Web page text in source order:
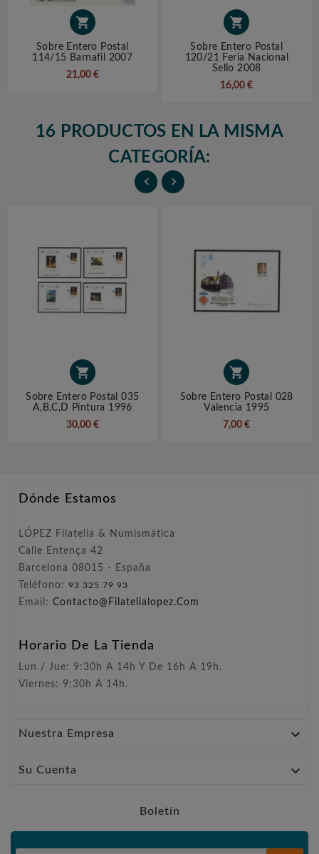

Sobre Entero Postal
114/15 Barnafil 2007
21,00 €

Sobre Entero Postal
120/21 Feria Nacional
Sello 2008
16,00 €
16 PRODUCTOS EN LA MISMA
CATEGORÍA:
 

Sobre Entero Postal 035
A,b,c,d Pintura 1996
30,00 €

Sobre Entero Postal 028
Valencia 1995
7,00 €
Dónde Estamos
LÓPEZ Filatelia & Numismática
Calle Entença 42
Barcelona 08015 - España
Teléfono: 93 325 79 93
Email: Contacto@filatelialopez.com
Horario De La Tienda
Lun / Jue: 9:30h A 14h Y De 16h A 19h.
Viernes: 9:30h A 14h.
Nuestra Empresa 
Su Cuenta 
Boletín